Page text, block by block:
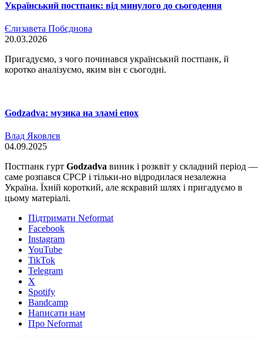
Український постпанк: від минулого до сьогодення
Єлизавета Побєднова
20.03.2026
Пригадуємо, з чого починався український постпанк, й
коротко аналізуємо, яким він є сьогодні.
Godzadva: музика на зламі епох
Влад Яковлєв
04.09.2025
Постпанк гурт Godzadva виник і розквіт у складний період —
саме розпався СРСР і тільки-но відродилася незалежна
Україна. Їхній короткий, але яскравий шлях і пригадуємо в
цьому матеріалі.
Підтримати Neformat
Facebook
Instagram
YouTube
TikTok
Telegram
X
Spotify
Bandcamp
Написати нам
Про Neformat